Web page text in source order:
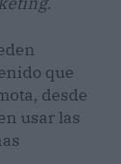
que
desde
usar las